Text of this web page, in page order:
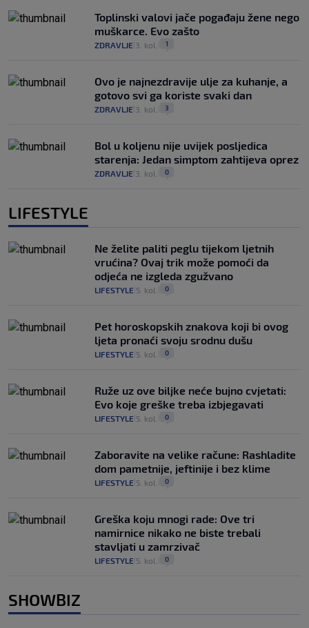
Toplinski valovi jače pogađaju žene nego
muškarce. Evo zašto
ZDRAVLJE 3. kol. 1
Ovo je najnezdravije ulje za kuhanje, a
gotovo svi ga koriste svaki dan
ZDRAVLJE 3. kol. 3
Bol u koljenu nije uvijek posljedica
starenja: Jedan simptom zahtijeva oprez
ZDRAVLJE 3. kol. 0
LIFESTYLE
Ne želite paliti peglu tijekom ljetnih
vrućina? Ovaj trik može pomoći da
odjeća ne izgleda zgužvano
LIFESTYLE 5. kol. 0
Pet horoskopskih znakova koji bi ovog
ljeta pronaći svoju srodnu dušu
LIFESTYLE 5. kol. 0
Ruže uz ove biljke neće bujno cvjetati:
Evo koje greške treba izbjegavati
LIFESTYLE 5. kol. 0
Zaboravite na velike račune: Rashladite
dom pametnije, jeftinije i bez klime
LIFESTYLE 5. kol. 0
Greška koju mnogi rade: Ove tri
namirnice nikako ne biste trebali
stavljati u zamrzivač
LIFESTYLE 5. kol. 0
SHOWBIZ